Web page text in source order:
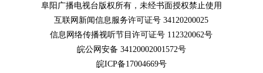
阜阳广播电视台版权所有，未经书面授权禁止使用
互联网新闻信息服务许可证号 34120200025
信息网络传播视听节目许可证号 112320062号
皖公网安备 34120002001572号
皖ICP备17004669号